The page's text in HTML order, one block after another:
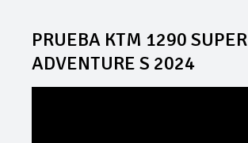
PRUEBA KTM 1290 SUPER
ADVENTURE S 2024